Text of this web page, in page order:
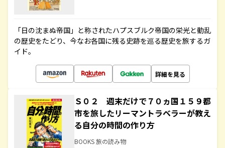
「日の沈まぬ帝国」と称されたハプスブルク帝国の栄光と動乱
の歴史をたどり、今なお各国に残る史跡を巡る歴史を旅するガ
イド。
詳細を見る
Ｓ０２ 週末だけで７０ヵ国１５９都
市を旅したリーマントラベラーが教え
る自分の時間の作り方
BOOKS 旅の読み物